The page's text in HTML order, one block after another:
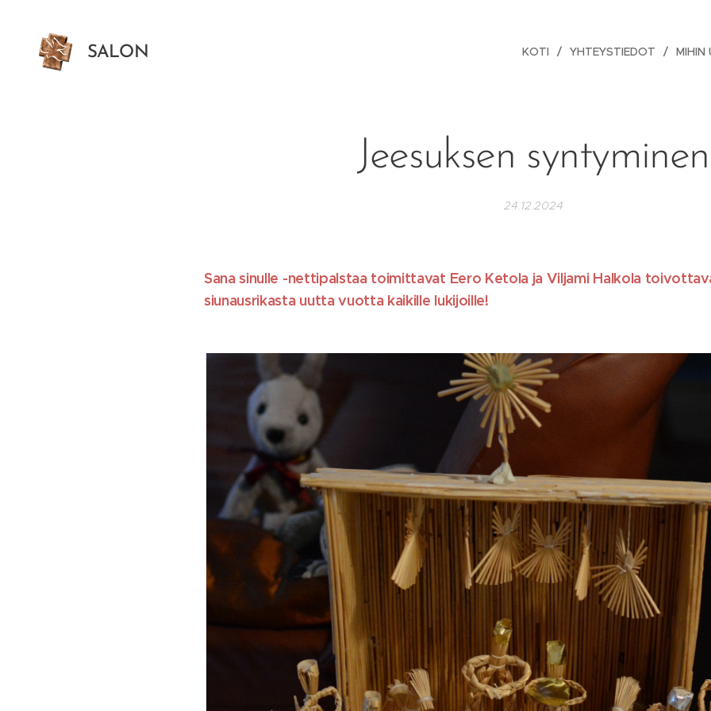
SALON
KOTI YHTEYSTIEDOT MIHIN
Jeesuksen syntyminen
24.12.2024
Sana sinulle -nettipalstaa toimittavat Eero Ketola ja Viljami Halkola
siunausrikasta uutta vuotta kaikille lukijoille!